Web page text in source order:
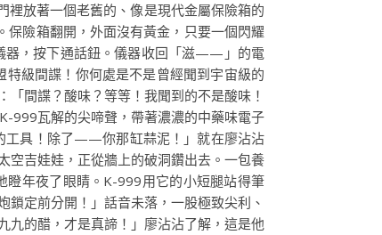
放著一個老舊的、像是現代金屬保險箱的
險箱翻開，外面沒有黃金，只要一個閃耀
器，按下通話鈕。儀器收回「滋——」的電
級間諜！你何處是不是曾經聞到宇宙級的
間諜？酸味？等等！我聞到的不是酸味！
999瓦解的尖啼聲，帶著濃濃的中藥味電子
工具！除了——你那缸蒜泥！」就在廖沾沾
空吉娃娃，正從牆上的破洞鑽出去。一包養
年夜了眼睛。K-999用它的小短腿站得筆
定前分開！」話音未落，一股極致尖利、
九的醋，才是真諦！」廖沾沾了解，這是他